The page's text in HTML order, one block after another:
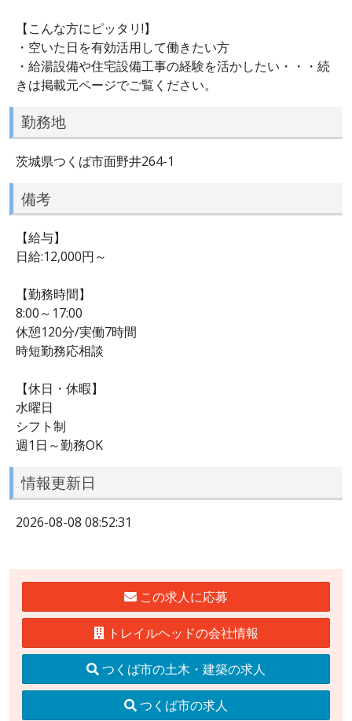
【こんな方にピッタリ!】
・空いた日を有効活用して働きたい方
・給湯設備や住宅設備工事の経験を活かしたい・・・続
きは掲載元ページでご覧ください。
勤務地
茨城県つくば市面野井264-1
備考
【給与】
日給:12,000円～
【勤務時間】
8:00～17:00
休憩120分/実働7時間
時短勤務応相談
【休日・休暇】
水曜日
シフト制
週1日～勤務OK
情報更新日
2026-08-08 08:52:31
この求人に応募
トレイルヘッドの会社情報
つくば市の土木・建築の求人
つくば市の求人